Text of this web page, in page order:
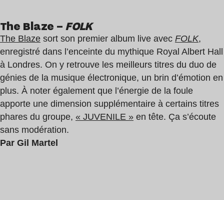
The Blaze –FOLK
The Blaze sort son premier album live avec FOLK,
enregistré dans l’enceinte du mythique Royal Albert Hall
à Londres. On y retrouve les meilleurs titres du duo de
génies de la musique électronique, un brin d’émotion en
plus. À noter également que l’énergie de la foule
apporte une dimension supplémentaire à certains titres
phares du groupe, « JUVENILE » en tête. Ça s’écoute
sans modération.
Par Gil Martel